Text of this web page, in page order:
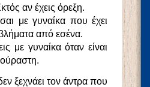
αν έχεις όρεξη.
με γυναίκα που έχει
από εσένα.
με γυναίκα όταν είναι
ξεχνάει τον άντρα που